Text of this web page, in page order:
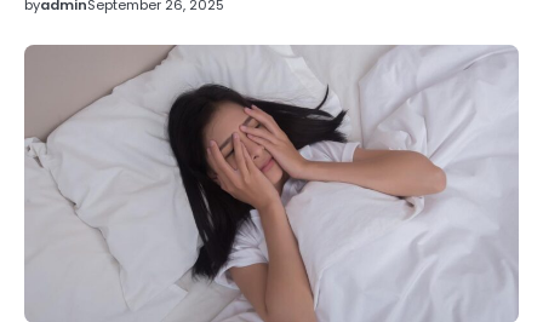
byadminSeptember 26, 2025